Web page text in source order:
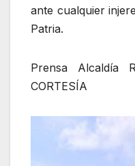
ante cualquier
Patria.
Prensa Alcaldía
CORTESÍA